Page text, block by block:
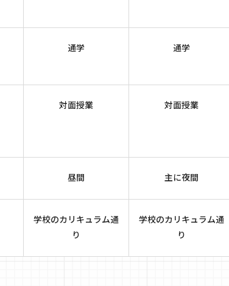
通学 通学
対面授業 対面授業
昼間 主に夜間
学校のカリキュラム通
り
学校のカリキュラム通
り